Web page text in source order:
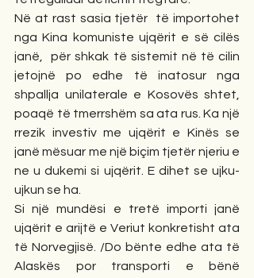
Në at rast sasia tjetër  të importohet
nga Kina komuniste ujqërit e së cilës
janë,  për shkak të sistemit në të cilin
jetojnë po edhe të inatosur nga
shpallja unilaterale e Kosovës shtet,
poaqë të tmerrshëm sa ata rus. Ka një
rrezik investiv me ujqërit e Kinës se
janë mësuar me një biçim tjetër njeriu e
ne u dukemi si ujqërit. E dihet se ujku-
ujkun se ha.
Si një mundësi e tretë importi janë
ujqërit e arijtë e Veriut konkretisht ata
të Norvegjisë. /Do bënte edhe ata të
Alaskës por transporti e bënë